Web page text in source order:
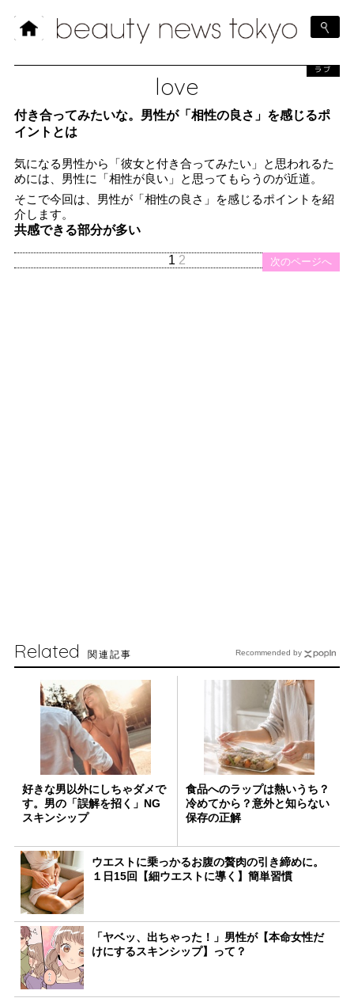
love
ラブ
付き合ってみたいな。男性が「相性の良さ」を感じるポ
イントとは
気になる男性から「彼女と付き合ってみたい」と思われるた
めには、男性に「相性が良い」と思ってもらうのが近道。
そこで今回は、男性が「相性の良さ」を感じるポイントを紹
介します。
共感できる部分が多い
次のページへ
1 2
Related 関連記事
好きな男以外にしちゃダメで
す。男の「誤解を招く」NG
スキンシップ
食品へのラップは熱いうち？
冷めてから？意外と知らない
保存の正解
ウエストに乗っかるお腹の贅肉の引き締めに。
１日15回【細ウエストに導く】簡単習慣
「ヤベッ、出ちゃった！」男性が【本命女性だ
けにするスキンシップ】って？
Recommended by